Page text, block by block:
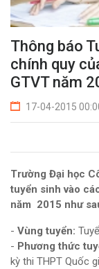
Thông báo
chính quy
GTVT năm
17-04-2015
Trường Đại học
tuyển sinh vào
năm 2015 như
- Vùng tuyển:
- Phương thức
kỳ thi THPT Quốc